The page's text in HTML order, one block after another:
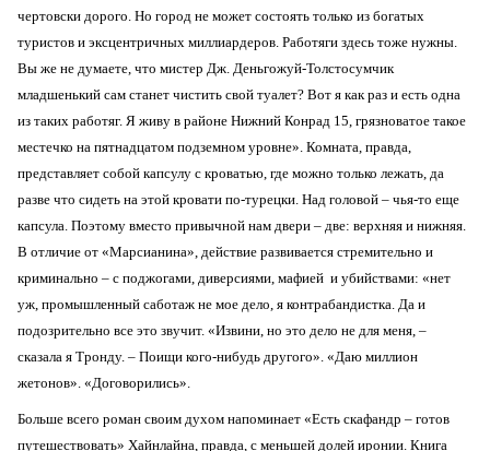
чертовски дорого. Но город не может состоять только из богатых
туристов и эксцентричных миллиардеров. Работяги здесь тоже нужны.
Вы же не думаете, что мистер Дж. Деньгожуй-Толстосумчик
младшенький сам станет чистить свой туалет? Вот я как раз и есть одна
из таких работяг. Я живу в районе Нижний Конрад 15, грязноватое такое
местечко на пятнадцатом подземном уровне». Комната, правда,
представляет собой капсулу с кроватью, где можно только лежать, да
разве что сидеть на этой кровати по-турецки. Над головой – чья-то еще
капсула. Поэтому вместо привычной нам двери – две: верхняя и нижняя.
В отличие от «Марсианина», действие развивается стремительно и
криминально – с поджогами, диверсиями, мафией и убийствами: «нет
уж, промышленный саботаж не мое дело, я контрабандистка. Да и
подозрительно все это звучит. «Извини, но это дело не для меня, –
сказала я Тронду. – Поищи кого-нибудь другого». «Даю миллион
жетонов». «Договорились».
Больше всего роман своим духом напоминает «Есть скафандр – готов
путешествовать» Хайнлайна, правда, с меньшей долей иронии. Книга